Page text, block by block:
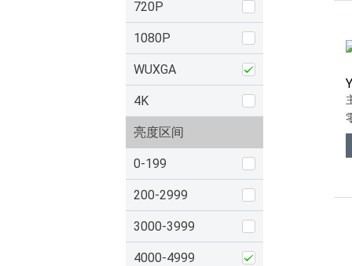
720P
1080P
WUXGA
4K
亮度区间
0-199
200-2999
3000-3999
4000-4999